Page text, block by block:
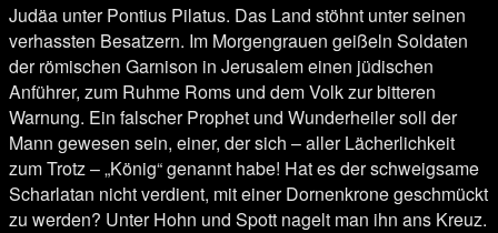
Judäa unter Pontius Pilatus. Das Land stöhnt unter seinen
verhassten Besatzern. Im Morgengrauen geißeln Soldaten
der römischen Garnison in Jerusalem einen jüdischen
Anführer, zum Ruhme Roms und dem Volk zur bitteren
Warnung. Ein falscher Prophet und Wunderheiler soll der
Mann gewesen sein, einer, der sich – aller Lächerlichkeit
zum Trotz – „König“ genannt habe! Hat es der schweigsame
Scharlatan nicht verdient, mit einer Dornenkrone geschmückt
zu werden? Unter Hohn und Spott nagelt man ihn ans Kreuz.